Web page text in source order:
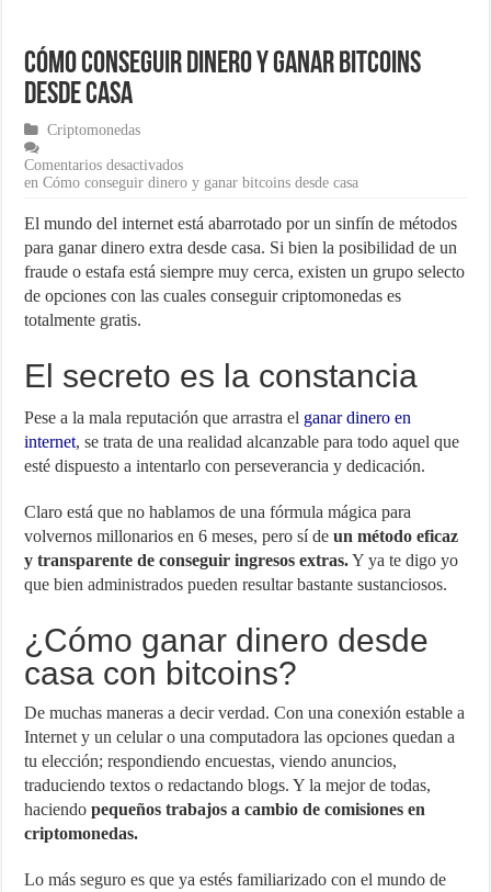
Marketing para emprendedores
Material de Oficina que no puede faltar en tu negocio
Cómo conseguir dinero y ganar bitcoins
desde casa
Criptomonedas
Comentarios desactivados
en Cómo conseguir dinero y ganar bitcoins desde casa
El mundo del internet está abarrotado por un sinfín de métodos
para ganar dinero extra desde casa. Si bien la posibilidad de un
fraude o estafa está siempre muy cerca, existen un grupo selecto
de opciones con las cuales conseguir criptomonedas es
totalmente gratis.
El secreto es la constancia
Pese a la mala reputación que arrastra el ganar dinero en
internet, se trata de una realidad alcanzable para todo aquel que
esté dispuesto a intentarlo con perseverancia y dedicación.
Claro está que no hablamos de una fórmula mágica para
volvernos millonarios en 6 meses, pero sí deun método eficaz
y transparente de conseguir ingresos extras.Y ya te digo yo
que bien administrados pueden resultar bastante sustanciosos.
¿Cómo ganar dinero desde
casa con bitcoins?
De muchas maneras a decir verdad. Con una conexión estable a
Internet y un celular o una computadora las opciones quedan a
tu elección; respondiendo encuestas, viendo anuncios,
traduciendo textos o redactando blogs. Y la mejor de todas,
haciendopequeños trabajos a cambio de comisiones en
criptomonedas.
Lo más seguro es que ya estés familiarizado con el mundo de